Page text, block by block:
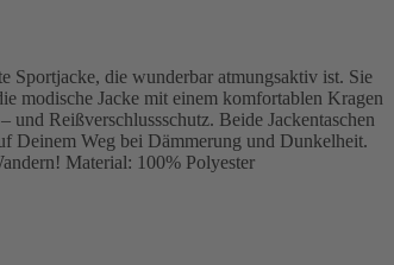
die wunderbar atmungsaktiv ist. Sie
modische Jacke mit einem komfortablen Kragen
Reißverschlussschutz. Beide Jackentaschen
Deinem Weg bei Dämmerung und Dunkelheit.
Material: 100% Polyester